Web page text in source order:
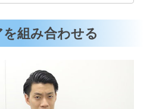
組み合わせる